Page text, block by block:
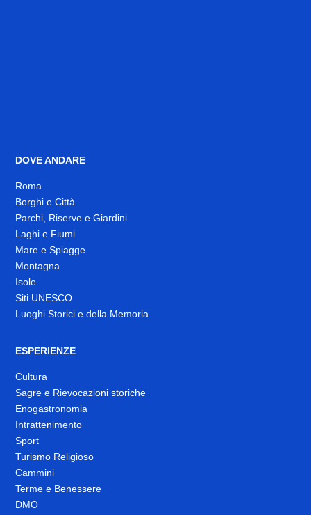
DOVE ANDARE
Roma
Borghi e Città
Parchi, Riserve e Giardini
Laghi e Fiumi
Mare e Spiagge
Montagna
Isole
Siti UNESCO
Luoghi Storici e della Memoria
ESPERIENZE
Cultura
Sagre e Rievocazioni storiche
Enogastronomia
Intrattenimento
Sport
Turismo Religioso
Cammini
Terme e Benessere
DMO